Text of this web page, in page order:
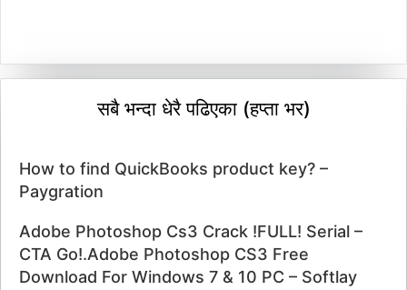
सबै भन्दा धेरै पढिएका (हप्ता भर)
How to find QuickBooks product key? –
Paygration
Adobe Photoshop Cs3 Crack !FULL! Serial –
CTA Go!.Adobe Photoshop CS3 Free
Download For Windows 7 & 10 PC – Softlay